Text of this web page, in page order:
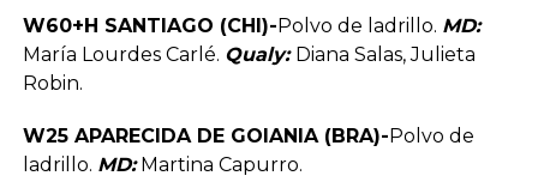
W60+H SANTIAGO (CHI)-Polvo de ladrillo. MD:
María Lourdes Carlé. Qualy: Diana Salas, Julieta
Robin.
W25 APARECIDA DE GOIANIA (BRA)-Polvo de
ladrillo. MD:Martina Capurro.